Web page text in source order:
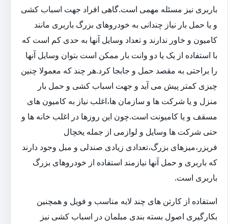
باربری نیز مسئله مهمی است.گاهی افراد جهت اسباب کشی
و یا حمل بار نیاز چندانی به خودروهای بزرگ باربری مانند
کامیون و خاور ندارند و تعداد وسایل آنها به حدی کم است که
با استفاده از یک یا دو وانت بار ممکن است بتوان وسایل آنها
را براحتی به مقصد حمل و جابجا کرد.هر چند که معمولا چنین
چیزی کمتر پیش می آید و جهت اسباب کشی و حمل بار
منزل و یا شرکت ها و سازمان ها،اغلب نیاز به کامیون های
مسقف و یا کامیونت است.چون این روزها در اغلب خانه ها و
حتی شرکت ها وسایل و لوازمی از جمله یخچال
فریزر،میزهای بزرگ،تعدادی زیادی صندلی و مبل وجود دارند
که باربری و حمل آنها نیازمند استفاده از خودروهای بزرگ
باربری است.
استفاده از کارتن های چند لایه مناسب و فویل و همچنین
بکارگیری اصول بسته بندی مبلمان در اسباب کشی نیز